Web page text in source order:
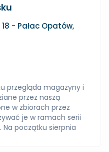
- Pałac Opatów,
przegląda magazyny i
przez naszą
w zbiorach przez
je w ramach serii
Na początku sierpnia